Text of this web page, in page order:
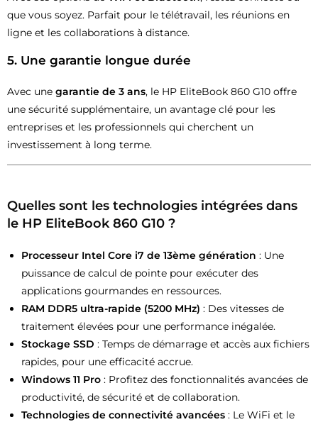
que vous soyez. Parfait pour le télétravail, les réunions en
ligne et les collaborations à distance.
5. Une garantie longue durée
Avec une garantie de 3 ans, le HP EliteBook 860 G10 offre
une sécurité supplémentaire, un avantage clé pour les
entreprises et les professionnels qui cherchent un
investissement à long terme.
Quelles sont les technologies intégrées dans
le HP EliteBook 860 G10 ?
Processeur Intel Core i7 de 13ème génération : Une
puissance de calcul de pointe pour exécuter des
applications gourmandes en ressources.
RAM DDR5 ultra-rapide (5200 MHz) : Des vitesses de
traitement élevées pour une performance inégalée.
Stockage SSD : Temps de démarrage et accès aux fichiers
rapides, pour une efficacité accrue.
Windows 11 Pro : Profitez des fonctionnalités avancées de
productivité, de sécurité et de collaboration.
Technologies de connectivité avancées : Le WiFi et le